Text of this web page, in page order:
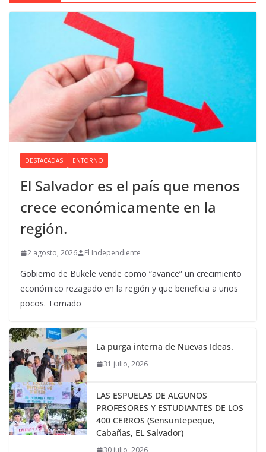
DESTACADAS ENTORNO
El Salvador es el país que menos
crece económicamente en la
región.
2 agosto, 2026 El Independiente
Gobierno de Bukele vende como “avance” un crecimiento
económico rezagado en la región y que beneficia a unos
pocos. Tomado
La purga interna de Nuevas Ideas.
31 julio, 2026
LAS ESPUELAS DE ALGUNOS
PROFESORES Y ESTUDIANTES DE LOS
400 CERROS (Sensuntepeque,
Cabañas, EL Salvador)
30 julio, 2026